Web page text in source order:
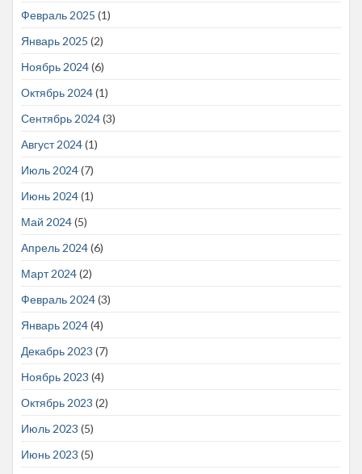
Февраль 2025 (1)
Январь 2025 (2)
Ноябрь 2024(6)
Октябрь 2024(1)
Сентябрь 2024(3)
Август 2024(1)
Июль 2024(7)
Июнь 2024(1)
Май 2024(5)
Апрель 2024(6)
Март 2024(2)
Февраль 2024(3)
Январь 2024(4)
Декабрь 2023 (7)
Ноябрь 2023 (4)
Октябрь 2023 (2)
Июль 2023 (5)
Июнь 2023 (5)